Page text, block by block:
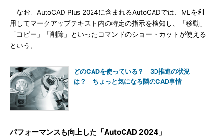
なお、AutoCAD Plus 2024に含まれるAutoCADでは、MLを利
用してマークアップテキスト内の特定の指示を検知し、「移動」
「コピー」「削除」といったコマンドのショートカットが使える
という。
どのCADを使っている？ 3D推進の状況
は？ ちょっと気になる隣のCAD事情
パフォーマンスも向上した「AutoCAD 2024」